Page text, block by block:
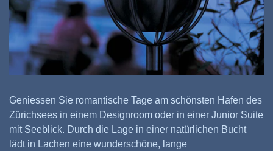
Geniessen Sie romantische Tage am schönsten Hafen des
Zürichsees in einem Designroom oder in einer Junior Suite
mit Seeblick. Durch die Lage in einer natürlichen Bucht
lädt in Lachen eine wunderschöne, lange